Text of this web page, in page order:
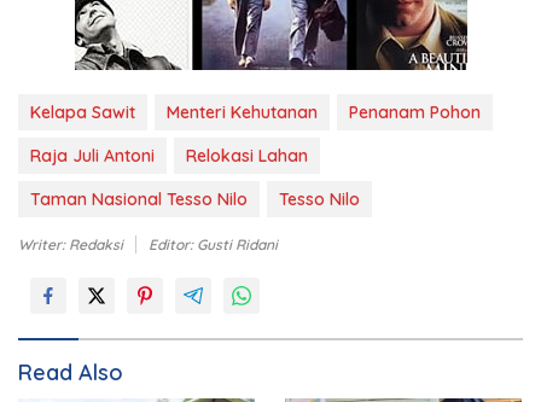
Kelapa Sawit Menteri Kehutanan
Penanam Pohon
Raja Juli Antoni
Relokasi Lahan
Taman Nasional Tesso Nilo
Tesso Nilo
Writer: Redaksi Editor: Gusti Ridani
Read Also